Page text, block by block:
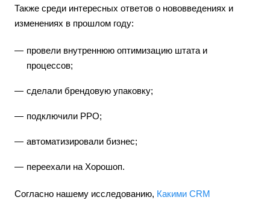
Также среди интересных ответов о нововведениях и
изменениях в прошлом году:
провели внутреннюю оптимизацию штата и
процессов;
сделали брендовую упаковку;
подключили РРО;
автоматизировали бизнес;
переехали на Хорошоп.
Согласно нашему исследованию, Какими CRM